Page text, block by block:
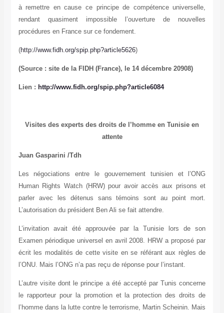
à remettre en cause ce principe de compétence universelle,
rendant quasiment impossible l’ouverture de nouvelles
procédures en France sur ce fondement.
(http://www.fidh.org/spip.php?article5626)
(Source : site de la FIDH (France), le 14 décembre 20908)
Lien : http://www.fidh.org/spip.php?article6084
Visites des experts des droits de l’homme en Tunisie en
attente
Juan Gasparini /Tdh
Les négociations entre le gouvernement tunisien et l’ONG
Human Rights Watch (HRW) pour avoir accès aux prisons et
parler avec les détenus sans témoins sont au point mort.
L’autorisation du président Ben Ali se fait attendre.
L’invitation avait été approuvée par la Tunisie lors de son
Examen périodique universel en avril 2008. HRW a proposé par
écrit les modalités de cette visite en se référant aux règles de
l’ONU. Mais l’ONG n’a pas reçu de réponse pour l’instant.
L’autre visite dont le principe a été accepté par Tunis concerne
le rapporteur pour la promotion et la protection des droits de
l’homme dans la lutte contre le terrorisme, Martin Scheinin. Mais